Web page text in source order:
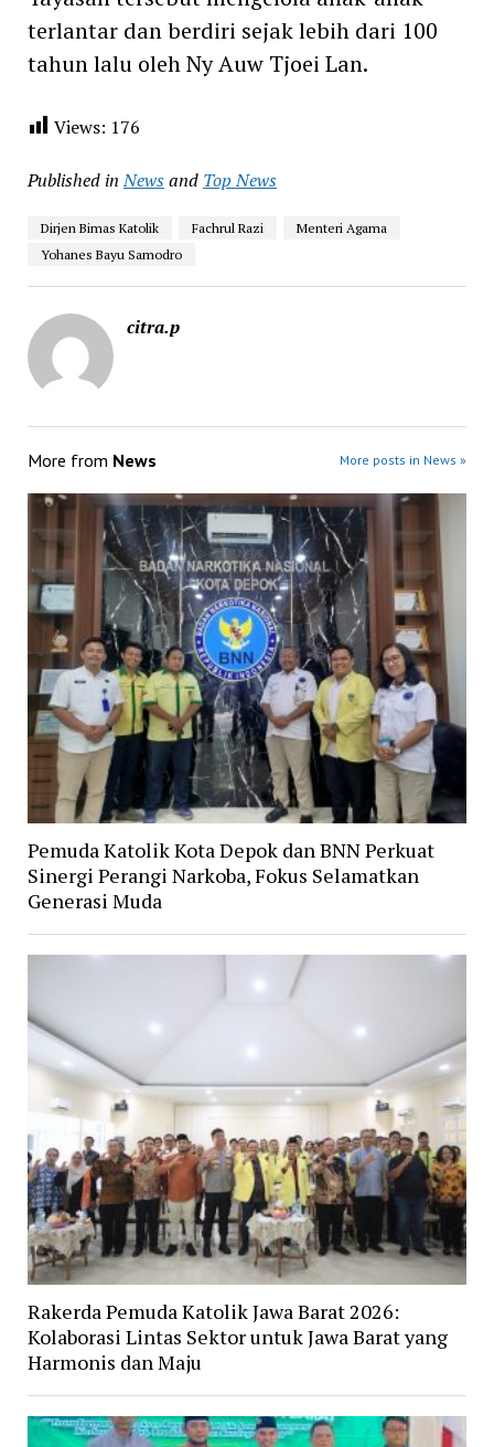
terlantar dan berdiri sejak lebih dari 100
tahun lalu oleh Ny Auw Tjoei Lan.
Views: 176
Published in Newsand Top News
Dirjen Bimas Katolik Fachrul Razi
Menteri Agama
Yohanes Bayu Samodro
citra.p
More from News More posts in News »
Pemuda Katolik Kota Depok dan BNN Perkuat
Sinergi Perangi Narkoba, Fokus Selamatkan
Generasi Muda
Rakerda Pemuda Katolik Jawa Barat 2026:
Kolaborasi Lintas Sektor untuk Jawa Barat yang
Harmonis dan Maju